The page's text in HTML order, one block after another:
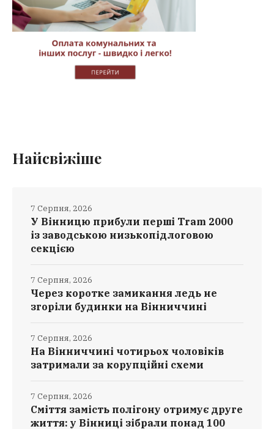
Найсвіжіше
У Вінницю прибули перші Tram 2000
із заводською низькопідлоговою
секцією
7 Серпня, 2026
Через коротке замикання ледь не
згоріли будинки на Вінниччині
7 Серпня, 2026
На Вінниччині чотирьох чоловіків
затримали за корупційні схеми
7 Серпня, 2026
Сміття замість полігону отримує друге
життя: у Вінниці зібрали понад 100
7 Серпня, 2026